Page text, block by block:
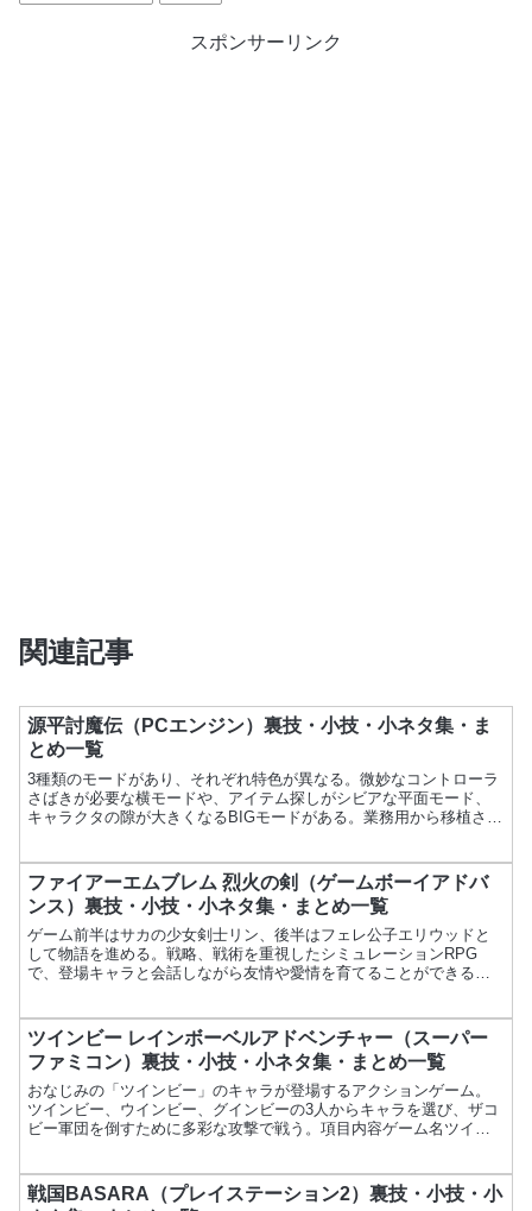
スポンサーリンク
関連記事
源平討魔伝（PCエンジン）裏技・小技・小ネタ集・ま
とめ一覧
3種類のモードがあり、それぞれ特色が異なる。微妙なコントローラ
さばきが必要な横モードや、アイテム探しがシビアな平面モード、
キャラクタの隙が大きくなるBIGモードがある。業務用から移植され
ファイアーエムブレム 烈火の剣（ゲームボーイアドバ
ンス）裏技・小技・小ネタ集・まとめ一覧
ゲーム前半はサカの少女剣士リン、後半はフェレ公子エリウッドと
して物語を進める。戦略、戦術を重視したシミュレーションRPG
で、登場キャラと会話しながら友情や愛情を育てることができる。
ツインビー レインボーベルアドベンチャー（スーパー
ファミコン）裏技・小技・小ネタ集・まとめ一覧
おなじみの「ツインビー」のキャラが登場するアクションゲーム。
ツインビー、ウインビー、グインビーの3人からキャラを選び、ザコ
ビー軍団を倒すために多彩な攻撃で戦う。項目内容ゲーム名ツイン
戦国BASARA（プレイステーション2）裏技・小技・小